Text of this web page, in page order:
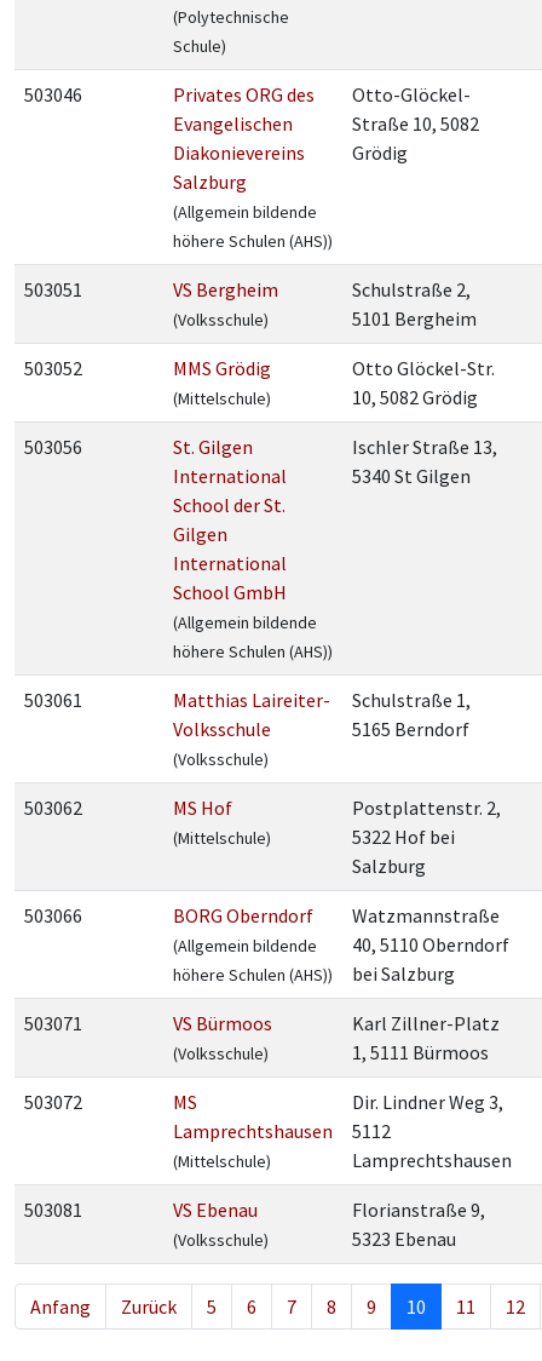
(Polytechnische
Schule)
503046
Privates ORG des
Evangelischen
Diakonievereins
Salzburg
(Allgemein bildende
höhere Schulen (AHS))
Otto-Glöckel-
Straße 10, 5082
Grödig
503051 VS Bergheim
(Volksschule)
Schulstraße 2,
5101 Bergheim
503052 MMS Grödig
(Mittelschule)
Otto Glöckel-Str.
10, 5082 Grödig
503056
St. Gilgen
International
School der St.
Gilgen
International
School GmbH
(Allgemein bildende
höhere Schulen (AHS))
Ischler Straße 13,
5340 St Gilgen
503061
Matthias Laireiter-
Volksschule
(Volksschule)
Schulstraße 1,
5165 Berndorf
503062 MS Hof
(Mittelschule)
Postplattenstr. 2,
5322 Hof bei
Salzburg
503066 BORG Oberndorf
(Allgemein bildende
höhere Schulen (AHS))
Watzmannstraße
40, 5110 Oberndorf
bei Salzburg
503071 VS Bürmoos
(Volksschule)
Karl Zillner-Platz
1, 5111 Bürmoos
503072
MS
Lamprechtshausen
(Mittelschule)
Dir. Lindner Weg 3,
5112
Lamprechtshausen
503081 VS Ebenau
(Volksschule)
Florianstraße 9,
5323 Ebenau
Anfang Zurück 5 6 7 8 9 10 11 12